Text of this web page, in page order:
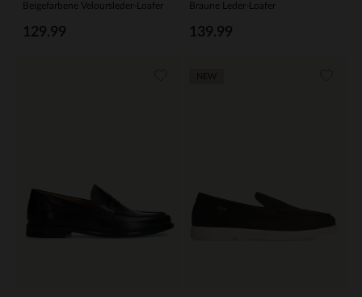
Beigefarbene Veloursleder-Loafer
129.99
Braune Leder-Loafer
139.99